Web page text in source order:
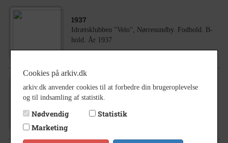
1937
Idrætsklubben "Velo", Nørresundby. Fodbold. B-
hold. År 1937
1920
Idrætsklubben "Velo", Nørresundby. Fodbold.
Peter Godiksen. År 1920.
Cookies på arkiv.dk
arkiv.dk anvender cookies til at forbedre din brugeroplevelse
og til indsamling af statistik.
Nødvendig
Statistik
Marketing